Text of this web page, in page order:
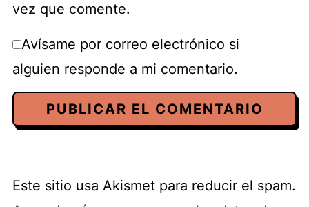
vez que comente.
Avísame por correo electrónico si
alguien responde a mi comentario.
Este sitio usa Akismet para reducir el spam.